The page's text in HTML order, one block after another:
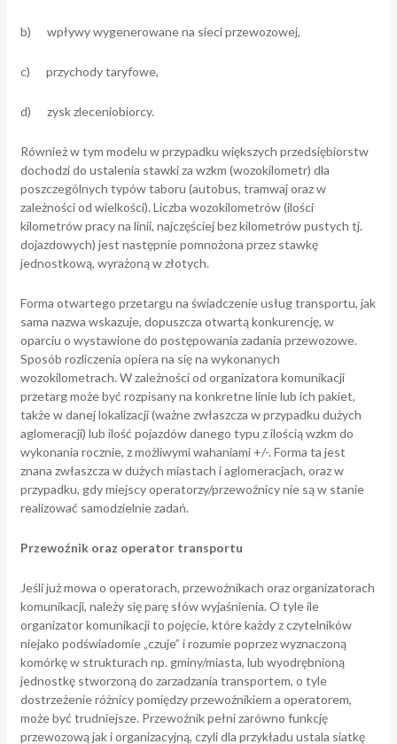
b) wpływy wygenerowane na sieci przewozowej,
c) przychody taryfowe,
d) zysk zleceniobiorcy.
Również w tym modelu w przypadku większych przedsiębiorstw
dochodzi do ustalenia stawki za wzkm (wozokilometr) dla
poszczególnych typów taboru (autobus, tramwaj oraz w
zależności od wielkości). Liczba wozokilometrów (ilości
kilometrów pracy na linii, najczęściej bez kilometrów pustych tj.
dojazdowych) jest następnie pomnożona przez stawkę
jednostkową, wyrażoną w złotych.
Forma otwartego przetargu na świadczenie usług transportu, jak
sama nazwa wskazuje, dopuszcza otwartą konkurencję, w
oparciu o wystawione do postępowania zadania przewozowe.
Sposób rozliczenia opiera na się na wykonanych
wozokilometrach. W zależności od organizatora komunikacji
przetarg może być rozpisany na konkretne linie lub ich pakiet,
także w danej lokalizacji (ważne zwłaszcza w przypadku dużych
aglomeracji) lub ilość pojazdów danego typu z ilością wzkm do
wykonania rocznie, z możliwymi wahaniami +/-. Forma ta jest
znana zwłaszcza w dużych miastach i aglomeracjach, oraz w
przypadku, gdy miejscy operatorzy/przewoźnicy nie są w stanie
realizować samodzielnie zadań.
Przewoźnik oraz operator transportu
Jeśli już mowa o operatorach, przewoźnikach oraz organizatorach
komunikacji, należy się parę słów wyjaśnienia. O tyle ile
organizator komunikacji to pojęcie, które każdy z czytelników
niejako podświadomie „czuje” i rozumie poprzez wyznaczoną
komórkę w strukturach np. gminy/miasta, lub wyodrębnioną
jednostkę stworzoną do zarzadzania transportem, o tyle
dostrzeżenie różnicy pomiędzy przewoźnikiem a operatorem,
może być trudniejsze. Przewoźnik pełni zarówno funkcję
przewozową jak i organizacyjną, czyli dla przykładu ustala siatkę